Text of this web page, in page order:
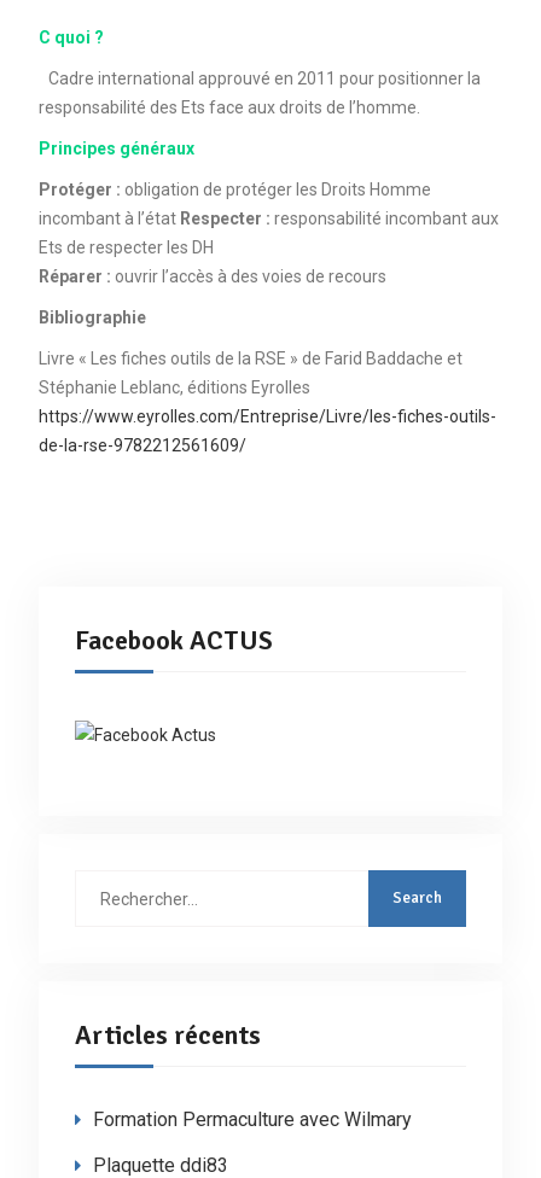
C quoi ?
Cadre international approuvé en 2011 pour positionner la
responsabilité des Ets face aux droits de l’homme.
Principes généraux
Protéger : obligation de protéger les Droits Homme
incombant à l’état Respecter : responsabilité incombant aux
Ets de respecter les DH
Réparer : ouvrir l’accès à des voies de recours
Bibliographie
Livre « Les fiches outils de la RSE » de Farid Baddache et
Stéphanie Leblanc, éditions Eyrolles
https://www.eyrolles.com/Entreprise/Livre/les-fiches-outils-
de-la-rse-9782212561609/
Facebook ACTUS
Articles récents
Formation Permaculture avec Wilmary
Plaquette ddi83